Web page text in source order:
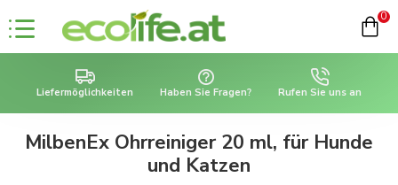
0
Liefermöglichkeiten Haben Sie Fragen? Rufen Sie uns an
MilbenEx Ohrreiniger 20 ml, für Hunde
und Katzen